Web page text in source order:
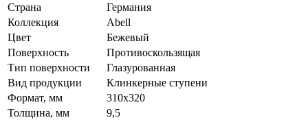
Страна
Германия
Коллекция
Abell
Цвет
Бежевый
Поверхность
Противоскользящая
Тип поверхности
Глазурованная
Вид продукции
Клинкерные ступени
Формат, мм
310x320
Толщина, мм
9,5